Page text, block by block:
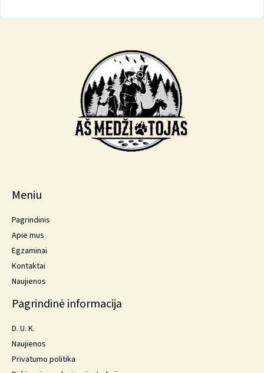
Meniu
Pagrindinis
Apie mus
Egzaminai
Kontaktai
Naujienos
Pagrindinė informacija
D. U. K.
Naujienos
Privatumo politika